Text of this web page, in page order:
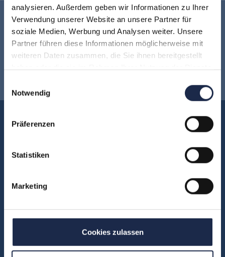
analysieren. Außerdem geben wir Informationen zu Ihrer
Verwendung unserer Website an unsere Partner für
soziale Medien, Werbung und Analysen weiter. Unsere
Partner führen diese Informationen möglicherweise mit
weiteren Daten zusammen, die Sie ihnen bereitgestellt
Notwendig
Präferenzen
Statistiken
Marketing
Cookies zulassen
Keine Veranstaltung mehr verpassen:
Jetzt für denMVFP Akademie
Newsletter anmelden!
Akademie
FAQ
Teilnehmerstimmen
Abo & Subscription